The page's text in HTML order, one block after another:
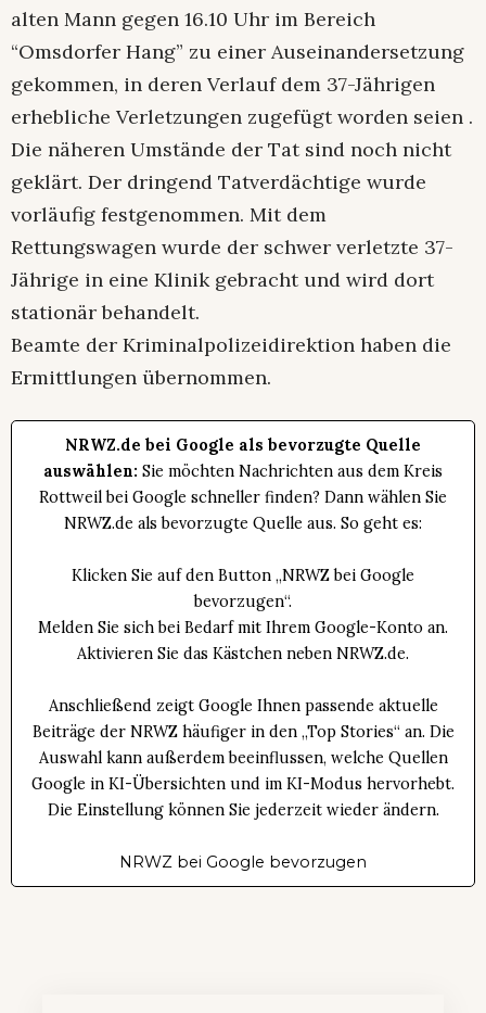
alten Mann gegen 16.10 Uhr im Bereich
“Omsdorfer Hang” zu einer Auseinandersetzung
gekommen, in deren Verlauf dem 37-Jährigen
erhebliche Verletzungen zugefügt worden seien .
Die näheren Umstände der Tat sind noch nicht
geklärt. Der dringend Tatverdächtige wurde
vorläufig festgenommen. Mit dem
Rettungswagen wurde der schwer verletzte 37-
Jährige in eine Klinik gebracht und wird dort
stationär behandelt.
Beamte der Kriminalpolizeidirektion haben die
Ermittlungen übernommen.
NRWZ.de bei Google als bevorzugte Quelle
auswählen: Sie möchten Nachrichten aus dem Kreis
Rottweil bei Google schneller finden? Dann wählen Sie
NRWZ.de als bevorzugte Quelle aus. So geht es:
Klicken Sie auf den Button „NRWZ bei Google
bevorzugen“.
Melden Sie sich bei Bedarf mit Ihrem Google-Konto an.
Aktivieren Sie das Kästchen neben NRWZ.de.
Anschließend zeigt Google Ihnen passende aktuelle
Beiträge der NRWZ häufiger in den „Top Stories“ an. Die
Auswahl kann außerdem beeinflussen, welche Quellen
Google in KI-Übersichten und im KI-Modus hervorhebt.
Die Einstellung können Sie jederzeit wieder ändern.
NRWZ bei Google bevorzugen